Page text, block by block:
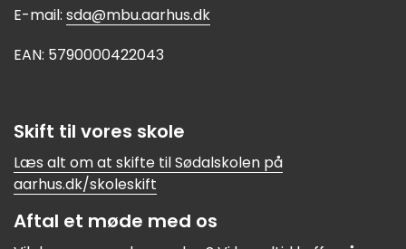
E-mail: sda@mbu.aarhus.dk
EAN: 5790000422043
Skift til vores skole
Læs alt om at skifte til Sødalskolen på
aarhus.dk/skoleskift
Aftal et møde med os